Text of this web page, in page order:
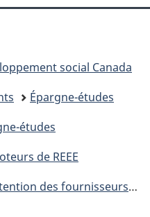
social Canada
Épargne-études
études
de REEE
études – Programme canadien pour l'épargne-études